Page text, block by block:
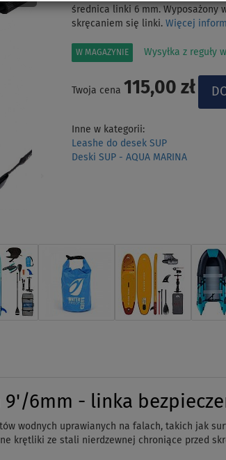
średnica linki 6 mm. Wyposażony
skręcaniem się linki. Więcej
W MAGAZYNIE Wysyłka z reguły
Twoja cena 115,00 zł
Inne w kategorii:
Leashe do desek SUP
Deski SUP - AQUA MARINA
9'/6mm - linka
wodnych uprawianych na falach, takich jak
krętliki ze stali nierdzewnej chroniące przed